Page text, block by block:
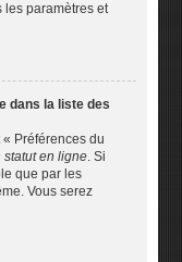
les paramètres et
dans la liste des
Préférences du
statut en ligne. Si
que par les
Vous serez